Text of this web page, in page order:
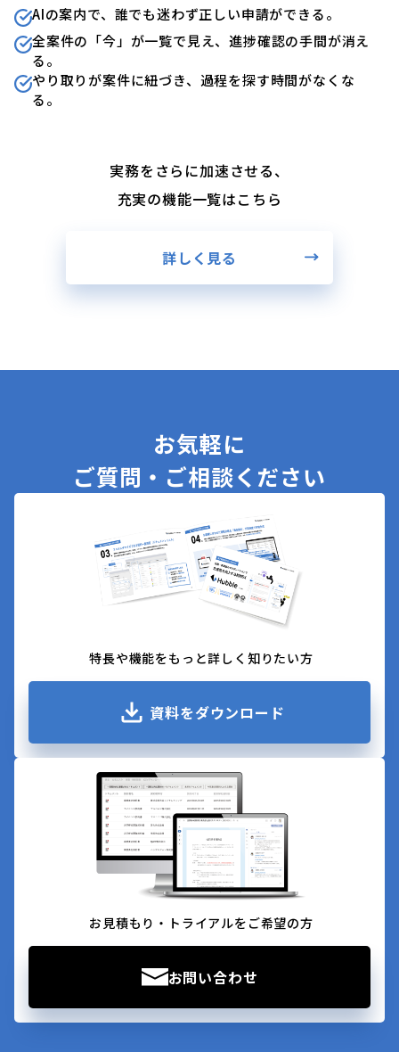
AIの案内で、誰でも迷わず正しい申請ができる。
全案件の「今」が一覧で見え、進捗確認の手間が消え
る。
やり取りが案件に紐づき、過程を探す時間がなくな
る。
実務をさらに加速させる、
充実の機能一覧はこちら
詳しく見る
お気軽に
ご質問・ご相談ください
特長や機能をもっと詳しく知りたい方
資料をダウンロード
お見積もり・トライアルをご希望の方
お問い合わせ